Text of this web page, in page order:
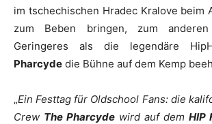
im tschechischen Hradec Kralove beim
zum Beben bringen, zum
Geringeres als die legendäre
Pharcyde die Bühne auf dem Kemp
„Ein Festtag für Oldschool Fans: die
Crew The Pharcyde wird auf dem HIP